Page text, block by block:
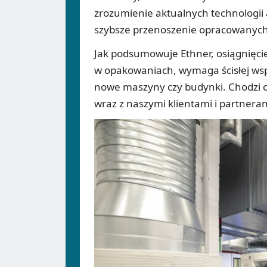
zrozumienie aktualnych technologii
szybsze przenoszenie
Jak podsumowuje Ethner,
w opakowaniach, wymaga ścisłej
nowe maszyny czy budynki. Chodzi
wraz z naszymi klientami i